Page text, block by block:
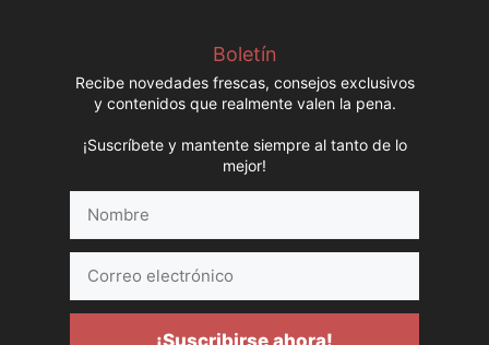
Boletín
Recibe novedades frescas, consejos exclusivos
y contenidos que realmente valen la pena.
¡Suscríbete y mantente siempre al tanto de lo
mejor!
electrónico